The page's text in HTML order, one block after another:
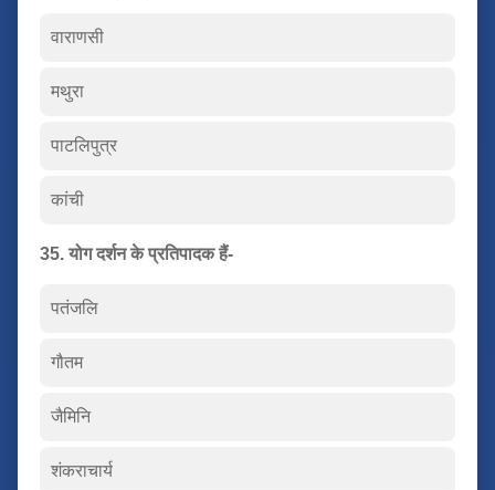
वाराणसी
मथुरा
पाटलिपुत्र
कांची
35. योग दर्शन के प्रतिपादक हैं-
पतंजलि
गौतम
जैमिनि
शंकराचार्य